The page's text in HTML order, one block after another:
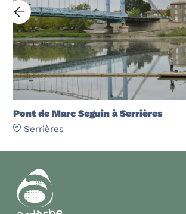
Pont de Marc Seguin à Serrières
Serrières